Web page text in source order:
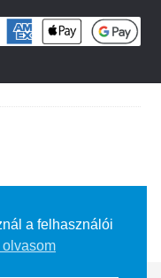
a felhasználói
olvasom